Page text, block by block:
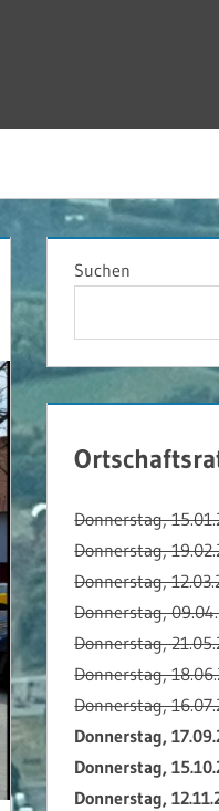
Suchen
Donnerstag,
Donnerstag,
Donnerstag,
Donnerstag,
Donnerstag,
Donnerstag,
Donnerstag,
Donnerstag,
Donnerstag,
Donnerstag,